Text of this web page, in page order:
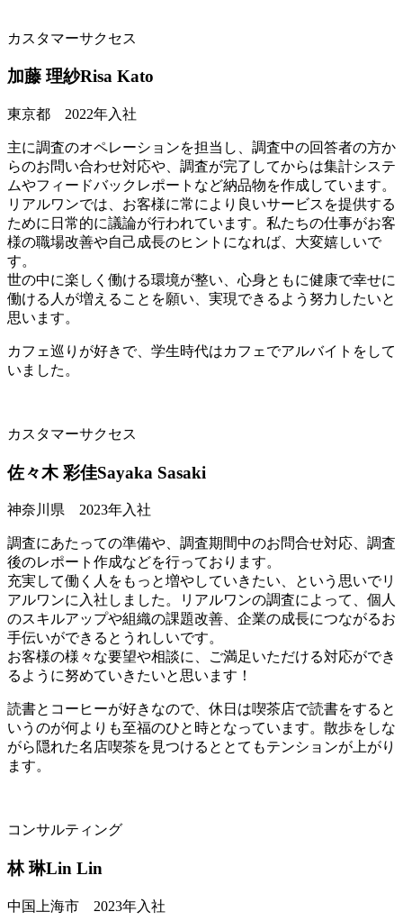
カスタマーサクセス
加藤 理紗Risa Kato
東京都 2022年入社
主に調査のオペレーションを担当し、調査中の回答者の方か
らのお問い合わせ対応や、調査が完了してからは集計システ
ムやフィードバックレポートなど納品物を作成しています。
リアルワンでは、お客様に常により良いサービスを提供する
ために日常的に議論が行われています。私たちの仕事がお客
様の職場改善や自己成長のヒントになれば、大変嬉しいで
す。
世の中に楽しく働ける環境が整い、心身ともに健康で幸せに
働ける人が増えることを願い、実現できるよう努力したいと
思います。
カフェ巡りが好きで、学生時代はカフェでアルバイトをして
いました。
カスタマーサクセス
佐々木 彩佳Sayaka Sasaki
神奈川県 2023年入社
調査にあたっての準備や、調査期間中のお問合せ対応、調査
後のレポート作成などを行っております。
充実して働く人をもっと増やしていきたい、という思いでリ
アルワンに入社しました。リアルワンの調査によって、個人
のスキルアップや組織の課題改善、企業の成長につながるお
手伝いができるとうれしいです。
お客様の様々な要望や相談に、ご満足いただける対応ができ
るように努めていきたいと思います！
読書とコーヒーが好きなので、休日は喫茶店で読書をすると
いうのが何よりも至福のひと時となっています。散歩をしな
がら隠れた名店喫茶を見つけるととてもテンションが上がり
ます。
コンサルティング
林 琳Lin Lin
中国上海市 2023年入社